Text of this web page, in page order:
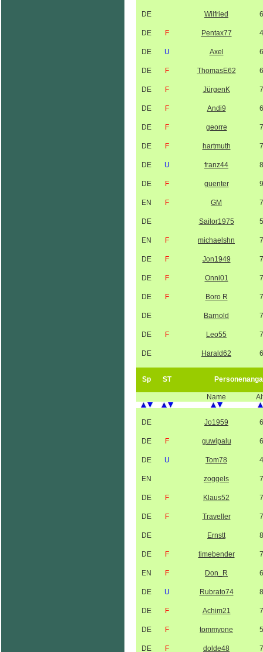
DE Wilfried
DE F Pentax77
DE U Axel
DE F ThomasE62
DE F JürgenK
DE F Andi9
DE F georre
DE F hartmuth
DE U franz44
DE F guenter
EN F GM
DE Sailor1975
EN F michaelshn
DE F Jon1949
DE F Onni01
DE F Boro R
DE Barnold
DE F Leo55
DE Harald62
Sp ST
Name
DE Jo1959
DE F guwipalu
DE U Tom78
EN zoggels
DE F Klaus52
DE F Traveller
DE Ernstt
DE F timebender
EN F Don_R
DE U Rubrato74
DE F Achim21
DE F tommyone
DE F dolde48